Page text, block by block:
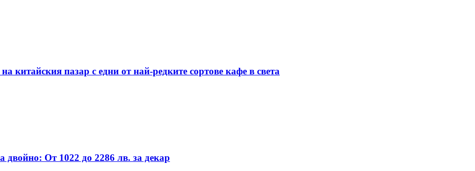
китайския пазар с едни от най-редките сортове кафе в света
двойно: От 1022 до 2286 лв. за декар